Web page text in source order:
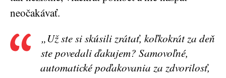
neočakávať.
„Už ste si skúsili zrátať, koľkokrát za deň
ste povedali ďakujem? Samovoľné,
automatické poďakovania za zdvorilosť,